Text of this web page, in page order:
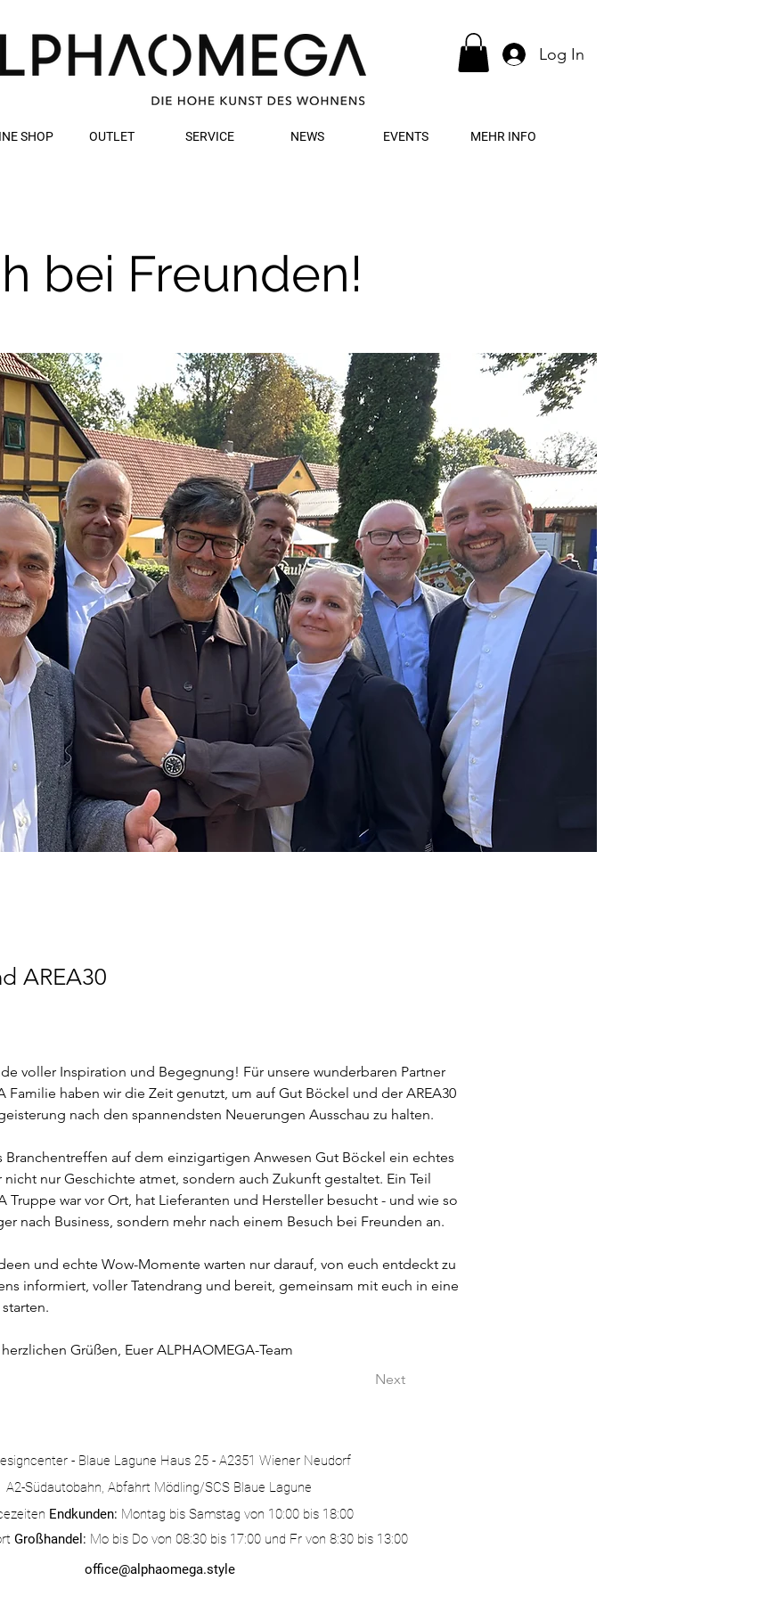
Log In
SHOP OUTLET SERVICE NEWS EVENTS MEHR INFO
bei Freunden!
AREA30
voller Inspiration und Begegnung! Für unsere wunderbaren Partner
Familie haben wir die Zeit genutzt, um auf Gut Böckel und der AREA30
nach den spannendsten Neuerungen Ausschau zu halten.
Branchentreffen auf dem einzigartigen Anwesen Gut Böckel ein echtes
nur Geschichte atmet, sondern auch Zukunft gestaltet. Ein Teil
Truppe war vor Ort, hat Lieferanten und Hersteller besucht - und wie so
nach Business, sondern mehr nach einem Besuch bei Freunden an.
und echte Wow-Momente warten nur darauf, von euch entdeckt zu
informiert, voller Tatendrang und bereit, gemeinsam mit euch in eine
Grüßen, Euer ALPHAOMEGA-Team
Next
- Blaue Lagune Haus 25 - A2351 Wiener Neudorf
A2-Südautobahn, Abfahrt Mödling/SCS Blaue Lagune
Endkunden: Montag bis Samstag von 10:00 bis 18:00​
Großhandel: Mo bis Do von 08:30 bis 17:00​ und Fr von 8:30 bis 13:00
office@alphaomega.style